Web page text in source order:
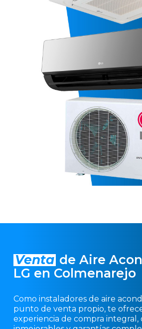
Venta de Aire
LG en Colmenarejo
Como instaladores de aire
punto de venta propio, te
experiencia de compra integral,